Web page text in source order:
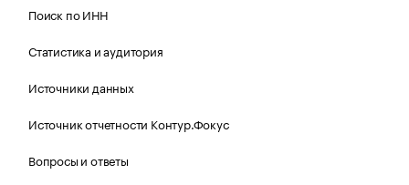
Поиск по ИНН
Статистика и аудитория
Источники данных
Источник отчетности Контур.Фокус
Вопросы и ответы